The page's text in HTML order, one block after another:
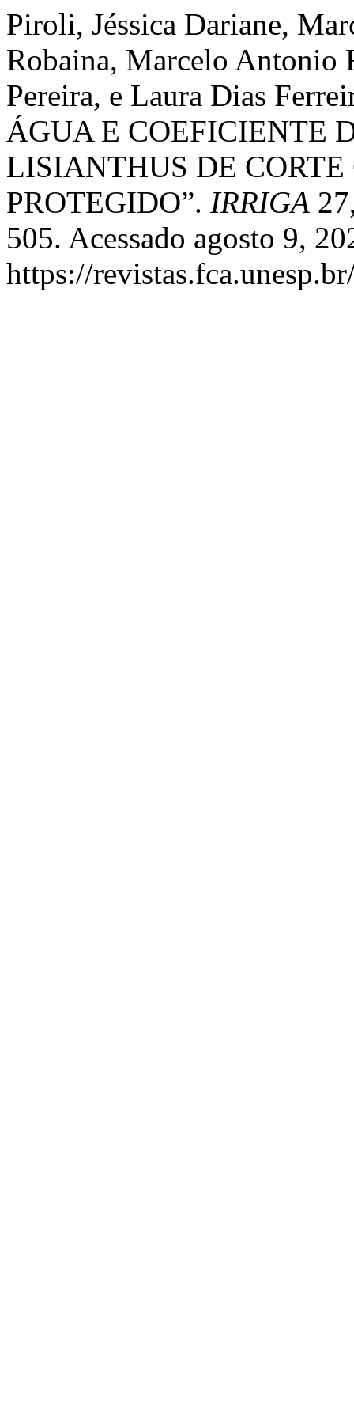
Piroli, Jéssica Dariane,
Robaina, Marcelo Antonio
Pereira, e Laura Dias
ÁGUA E COEFICIENTE
LISIANTHUS DE
PROTEGIDO”. IRRIGA
505. Acessado agosto 9,
https://